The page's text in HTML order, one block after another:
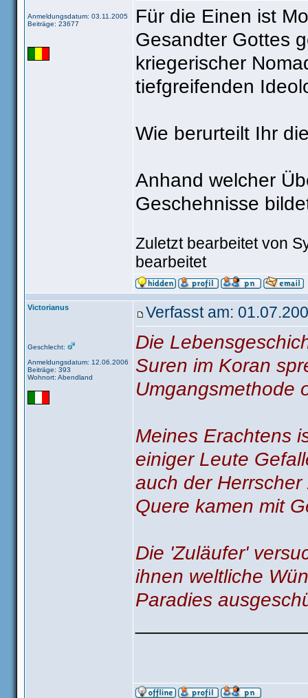
Anmeldungsdatum: 03.11.2005
Beiträge: 23677
Für die Einen ist
Gesandter Gottes
kriegerischer
tiefgreifenden
Wie berurteilt Ihr
Anhand welcher
Geschehnisse
Zuletzt bearbeitet von
bearbeitet
Victorianus
Geschlecht:
Anmeldungsdatum: 12.06.2006
Beiträge: 393
Wohnort: Abendland
Verfasst am:
Die
Suren im Koran
Umgangsmethode
Meines Erachtens
einiger Leute
auch der
Quere kamen mit
Die 'Zuläufer'
ihnen weltliche
Paradies